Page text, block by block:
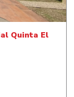
Quinta El